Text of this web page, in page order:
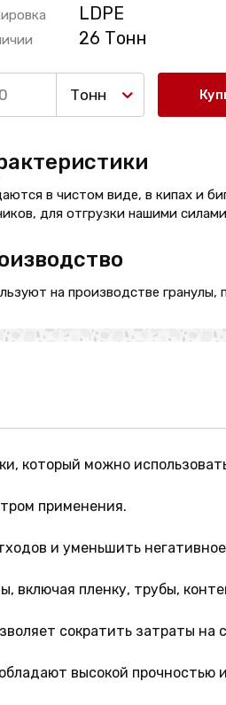
LDPE
26 Тонн
Тонн
в чистом виде, в кипах и
для отгрузки нашими
на производстве гранулы,
который можно
применения.
и уменьшить
включая пленку, трубы,
сократить затраты
высокой прочностью